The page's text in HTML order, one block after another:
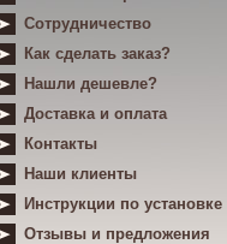
Сотрудничество
Как сделать заказ?
Нашли дешевле?
Доставка и оплата
Контакты
Наши клиенты
Инструкции по установке
Отзывы и предложения